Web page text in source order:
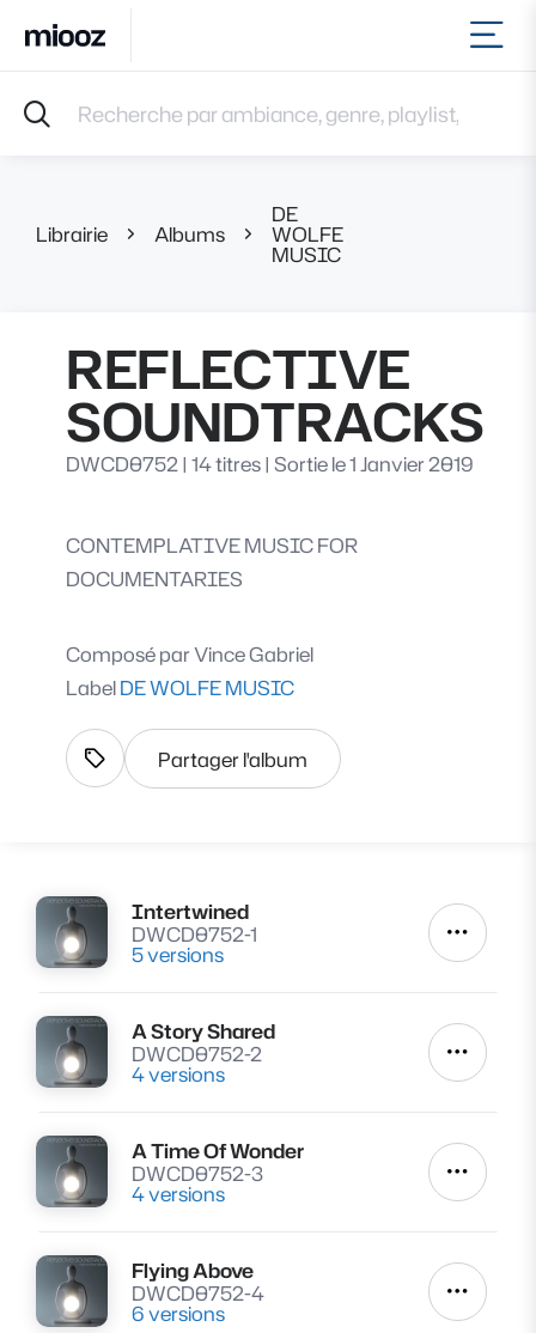
Accueil
Musiques
Playlists
Librairie Albums
DE
WOLFE
MUSIC
REFLECTIVE
SOUNDTRACKS
DWCD0752| 14 titres| Sortie le 1 Janvier 2019
CONTEMPLATIVE MUSIC FOR
DOCUMENTARIES
Composé parVince Gabriel
LabelDE WOLFE MUSIC
Afficher les tags
Partager l'album
Lire
Intertwined
DWCD0752-1
5 versions Autres
Lire
A Story Shared
DWCD0752-2
4 versions Autres
Lire
A Time Of Wonder
DWCD0752-3
4 versions Autres
Lire
Flying Above
DWCD0752-4
6 versions Autres